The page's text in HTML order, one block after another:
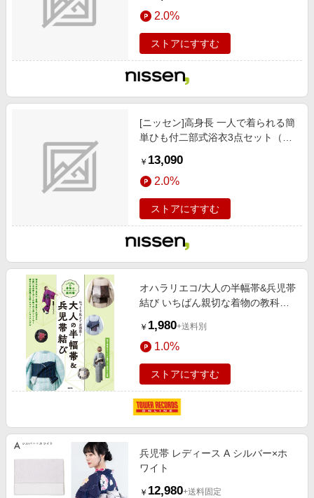
ール/ 浴衣/甚平 / 浴衣/ゆかた)/グリ
ーン系
2.0%
ストアにすすむ
[ニッセン]高身長 一人で着られる簡
単ひも付二部式浴衣3点セット（羽
サイズ）/トールサイズ/スラットジ
ール/ 浴衣/甚平 / 浴衣/ゆかた)/グリ
ーン系
￥ 13,090
2.0%
ストアにすすむ
オハラリエコ/大人の半幅帯&兵児帯
結び いちばん親切な着物の教科書
￥ 1,980+送料別
1.0%
ストアにすすむ
兵児帯 レディース A シルバー×ホ
ワイト
￥ 12,980+送料固定